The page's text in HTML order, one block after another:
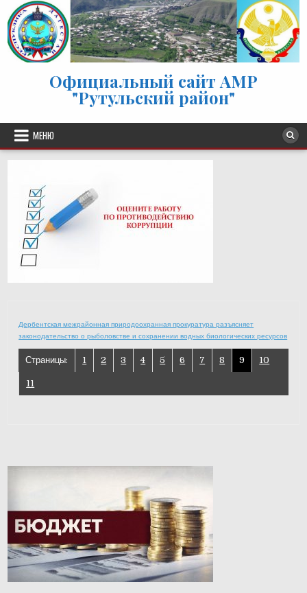
Перейти к содержимому
Официальный сайт АМР
"Рутульский район"
МЕНЮ
Дербентская межрайонная природоохранная прокуратура разъясняет
законодательство о рыболовстве и сохранении водных биологических ресурсов
Страницы: 1 2 3 4 5 6 7 8 9 10
11